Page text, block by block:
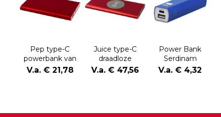
Pep type-C
powerbank van
4000 mAh van
gerecycled
V.a. € 21,78
Juice type-C
draadloze
powerbank van
8000 mAh van
V.a. € 47,56
Power Bank
Serdinam
V.a. € 4,32